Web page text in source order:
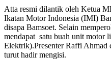
Atta resmi dilantik oleh Ketua
Ikatan Motor Indonesia (IMI)
disapa Bamsoet. Selain
mendapat satu buah unit motor
Elektrik).Presenter Raffi Ahmad
turut hadir mengisi.